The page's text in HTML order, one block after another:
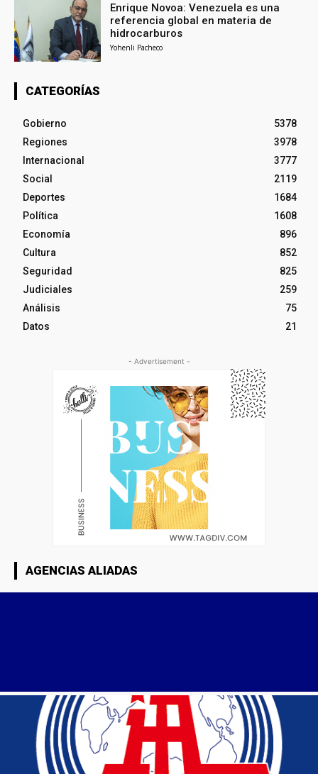
Enrique Novoa: Venezuela es una
referencia global en materia de
hidrocarburos
Yohenli Pacheco
CATEGORÍAS
Gobierno
5378
Regiones
3978
Internacional
3777
Social
2119
Deportes
1684
Política
1608
Economía
896
Cultura
852
Seguridad
825
Judiciales
259
Análisis
75
Datos
21
- Advertisement -
AGENCIAS ALIADAS